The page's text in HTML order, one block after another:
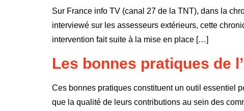
Sur France info TV (canal 27 de la TNT), dans la
interviewé sur les assesseurs extérieurs, cette
intervention fait suite à la mise en place […]
Les bonnes pratiques de
Ces bonnes pratiques constituent un outil essentiel
que la qualité de leurs contributions au sein des